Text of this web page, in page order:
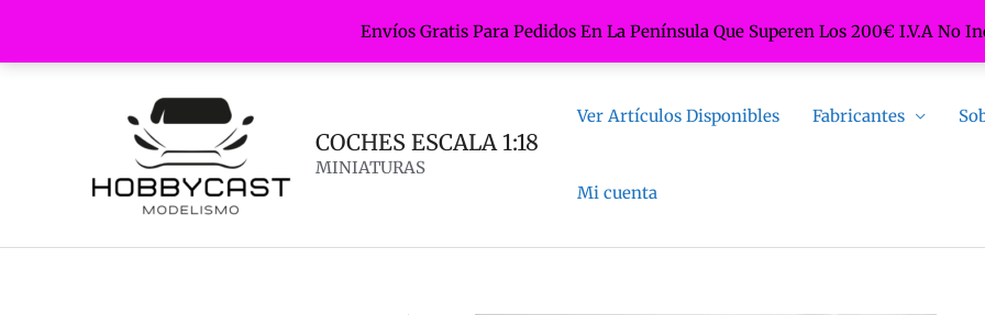
Envíos Gratis Para Pedidos En La Península Que Superen Los 200€ I.V.A No
COCHES ESCALA 1:18
MINIATURAS
Ver Artículos Disponibles Fabricantes
Mi cuenta